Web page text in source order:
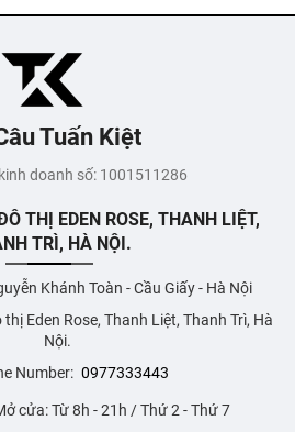
Tuấn Kiệt
doanh số: 1001511286
THỊ EDEN ROSE, THANH LIỆT,
TRÌ, HÀ NỘI.
Khánh Toàn - Cầu Giấy - Hà Nội
Eden Rose, Thanh Liệt, Thanh Trì, Hà
Nội.
Number: 0977333443
cửa: Từ 8h - 21h / Thứ 2 - Thứ 7